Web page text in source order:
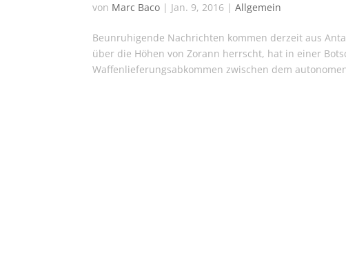
von Marc Baco | Jan. 9, 2016 |Allgemein
Beunruhigende Nachrichten kommen derzeit aus
über die Höhen von Zorann herrscht, hat in einer
Waffenlieferungsabkommen zwischen dem